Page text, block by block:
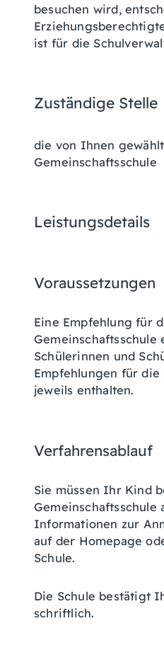
besuchen wird,
ist für die
Zuständige Stelle
die von Ihnen
Gemeinschaftsschule
Leistungsdetails
Voraussetzungen
Eine Empfehlung für
Gemeinschaftsschule
Schülerinnen und
Empfehlungen für die
jeweils enthalten.
Verfahrensablauf
Sie müssen Ihr Kind
Gemeinschaftsschule
Informationen zur
auf der Homepage
Schule.
Die Schule bestätigt
schriftlich.